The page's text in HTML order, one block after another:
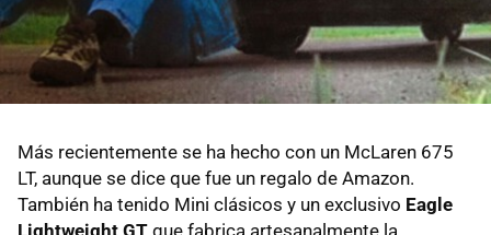
Más recientemente se ha hecho con un McLaren 675
LT, aunque se dice que fue un regalo de Amazon.
También ha tenido Mini clásicos y un exclusivo Eagle